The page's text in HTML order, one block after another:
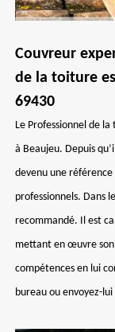
Couvreur
de la toiture
69430
Le Professionnel de
à Beaujeu. Depuis
devenu une
professionnels. Dans
recommandé. Il est
mettant en œuvre son
compétences en lui
bureau ou envoyez-